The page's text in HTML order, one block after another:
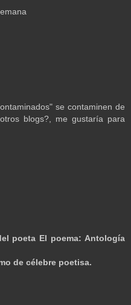
se contaminen de
blogs?, me gustaría para
poeta El poema: Antología
de célebre poetisa.